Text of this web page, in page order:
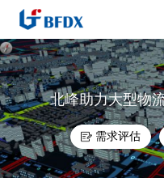
北峰助力大型物
需求评估